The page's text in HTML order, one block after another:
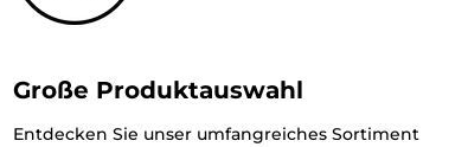
Große Produktauswahl
Entdecken Sie unser umfangreiches Sortiment